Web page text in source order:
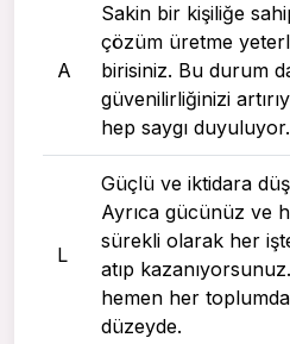
A
Sakin bir kişiliğe
çözüm üretme
birisiniz. Bu durum
güvenilirliğinizi
hep saygı duyuluyor.
L
Güçlü ve iktidara
Ayrıca gücünüz ve
sürekli olarak her
atıp
hemen her
düzeyde.